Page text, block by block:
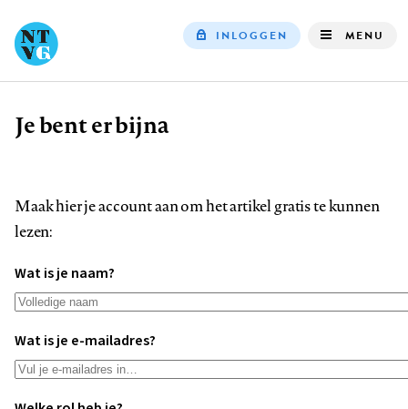
INLOGGEN MENU
Kruimelpad
Je bent er bijna
Maak hier je account aan om het artikel gratis te kunnen
lezen:
Wat is je naam?
Wat is je e-mailadres?